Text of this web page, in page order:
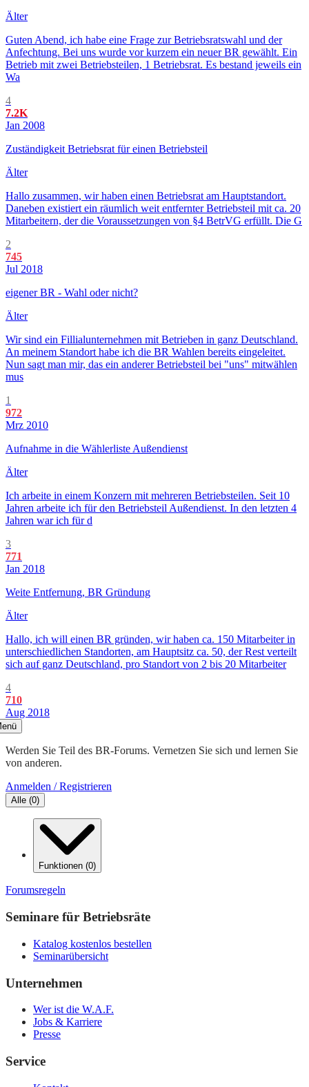
Älter
Guten Abend, ich habe eine Frage zur Betriebsratswahl und der
Anfechtung. Bei uns wurde vor kurzem ein neuer BR gewählt. Ein
Betrieb mit zwei Betriebsteilen, 1 Betriebsrat. Es bestand jeweils ein
Wa
4
7.2K
Jan 2008
Zuständigkeit Betriebsrat für einen Betriebsteil
Älter
Hallo zusammen, wir haben einen Betriebsrat am Hauptstandort.
Daneben existiert ein räumlich weit entfernter Betriebsteil mit ca. 20
Mitarbeitern, der die Voraussetzungen von §4 BetrVG erfüllt. Die G
2
745
Jul 2018
eigener BR - Wahl oder nicht?
Älter
Wir sind ein Fillialunternehmen mit Betrieben in ganz Deutschland.
An meinem Standort habe ich die BR Wahlen bereits eingeleitet.
Nun sagt man mir, das ein anderer Betriebsteil bei "uns" mitwählen
mus
1
972
Mrz 2010
Aufnahme in die Wählerliste Außendienst
Älter
Ich arbeite in einem Konzern mit mehreren Betriebsteilen. Seit 10
Jahren arbeite ich für den Betriebsteil Außendienst. In den letzten 4
Jahren war ich für d
3
771
Jan 2018
Weite Entfernung, BR Gründung
Älter
Hallo, ich will einen BR gründen, wir haben ca. 150 Mitarbeiter in
unterschiedlichen Standorten, am Hauptsitz ca. 50, der Rest verteilt
sich auf ganz Deutschland, pro Standort von 2 bis 20 Mitarbeiter
4
710
Aug 2018
Werden Sie Teil des BR-Forums. Vernetzen Sie sich und lernen Sie
von anderen.
Anmelden / Registrieren
Alle (0)
Funktionen (0)
Forumsregeln
Seminare für Betriebsräte
Katalog kostenlos bestellen
Seminarübersicht
Unternehmen
Wer ist die W.A.F.
Jobs & Karriere
Presse
Service